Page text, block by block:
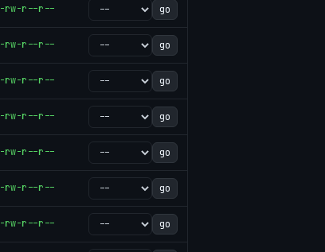
-rw-r--r-- go
-rw-r--r-- go
-rw-r--r-- go
-rw-r--r-- go
-rw-r--r-- go
-rw-r--r-- go
-rw-r--r-- go